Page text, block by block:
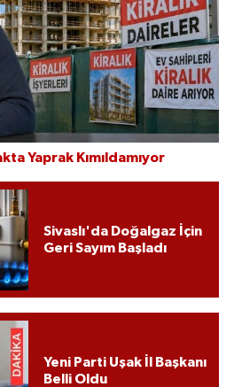
Yaprak Kımıldamıyor
Sivaslı'da Doğalgaz İçin
Geri Sayım Başladı
Yeni Parti Uşak İl Başkanı
Belli Oldu